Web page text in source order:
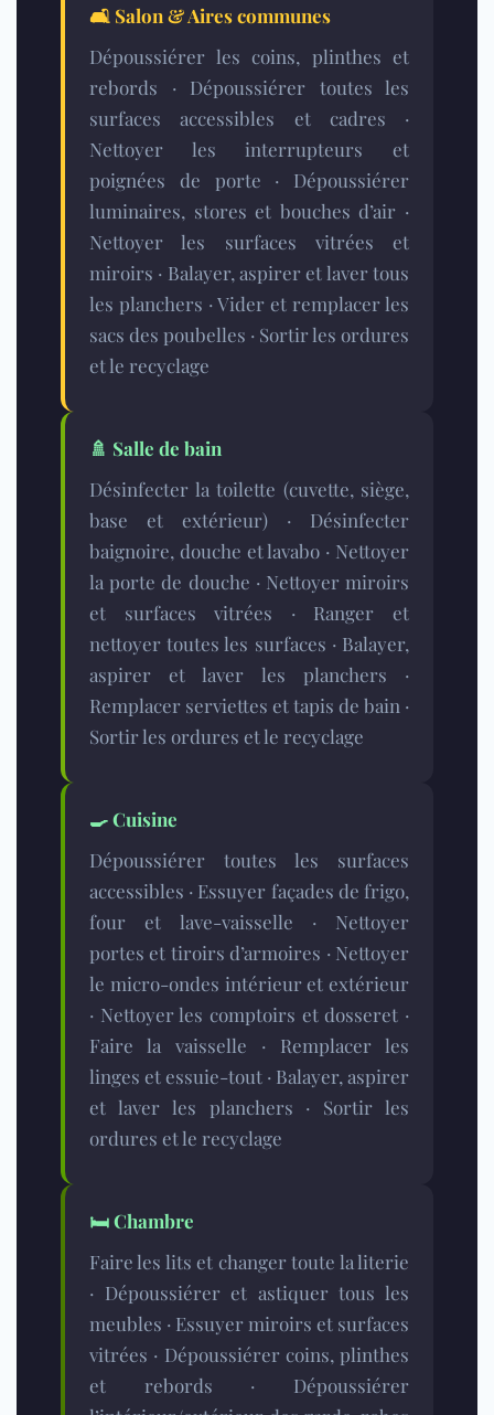
🛋️ Salon & Aires communes
Dépoussiérer les coins, plinthes et
rebords · Dépoussiérer toutes les
surfaces accessibles et cadres ·
Nettoyer les interrupteurs et
poignées de porte · Dépoussiérer
luminaires, stores et bouches d’air ·
Nettoyer les surfaces vitrées et
miroirs · Balayer, aspirer et laver tous
les planchers · Vider et remplacer les
sacs des poubelles · Sortir les ordures
et le recyclage
🚿 Salle de bain
Désinfecter la toilette (cuvette, siège,
base et extérieur) · Désinfecter
baignoire, douche et lavabo · Nettoyer
la porte de douche · Nettoyer miroirs
et surfaces vitrées · Ranger et
nettoyer toutes les surfaces · Balayer,
aspirer et laver les planchers ·
Remplacer serviettes et tapis de bain ·
Sortir les ordures et le recyclage
🍳 Cuisine
Dépoussiérer toutes les surfaces
accessibles · Essuyer façades de frigo,
four et lave-vaisselle · Nettoyer
portes et tiroirs d’armoires · Nettoyer
le micro-ondes intérieur et extérieur
· Nettoyer les comptoirs et dosseret ·
Faire la vaisselle · Remplacer les
linges et essuie-tout · Balayer, aspirer
et laver les planchers · Sortir les
ordures et le recyclage
🛏️Chambre
Faire les lits et changer toute la literie
· Dépoussiérer et astiquer tous les
meubles · Essuyer miroirs et surfaces
vitrées · Dépoussiérer coins, plinthes
et rebords · Dépoussiérer